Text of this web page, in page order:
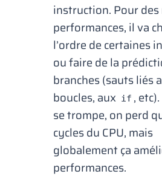
instruction. Pour des
performances, il va
l’ordre de certaines
ou faire de la
branches (sauts liés
boucles, aux if ,
se trompe, on perd
cycles du CPU, mais
globalement ça
performances.